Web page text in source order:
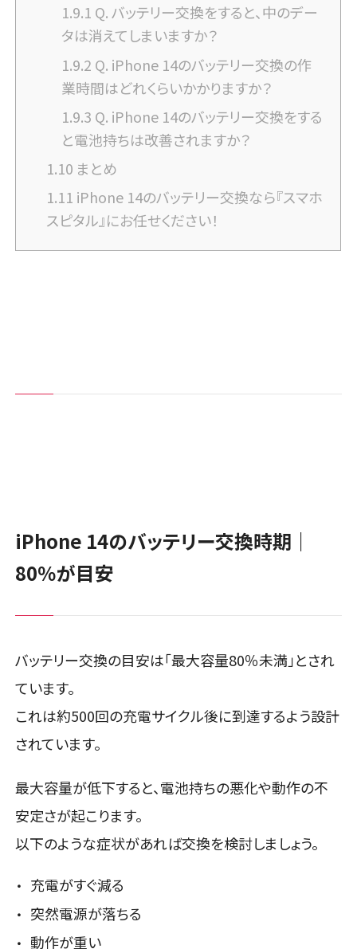
1.9.1 Q. バッテリー交換をすると、中のデー
タは消えてしまいますか？
1.9.2 Q. iPhone 14のバッテリー交換の作
業時間はどれくらいかかりますか？
1.9.3 Q. iPhone 14のバッテリー交換をする
と電池持ちは改善されますか？
1.10 まとめ
1.11 iPhone 14のバッテリー交換なら『スマホ
スピタル』にお任せください！
iPhone 14のバッテリー交換時期｜
80％が目安
バッテリー交換の目安は「最大容量80％未満」とされ
ています。
これは約500回の充電サイクル後に到達するよう設計
されています。
最大容量が低下すると、電池持ちの悪化や動作の不
安定さが起こります。
以下のような症状があれば交換を検討しましょう。
充電がすぐ減る
突然電源が落ちる
動作が重い